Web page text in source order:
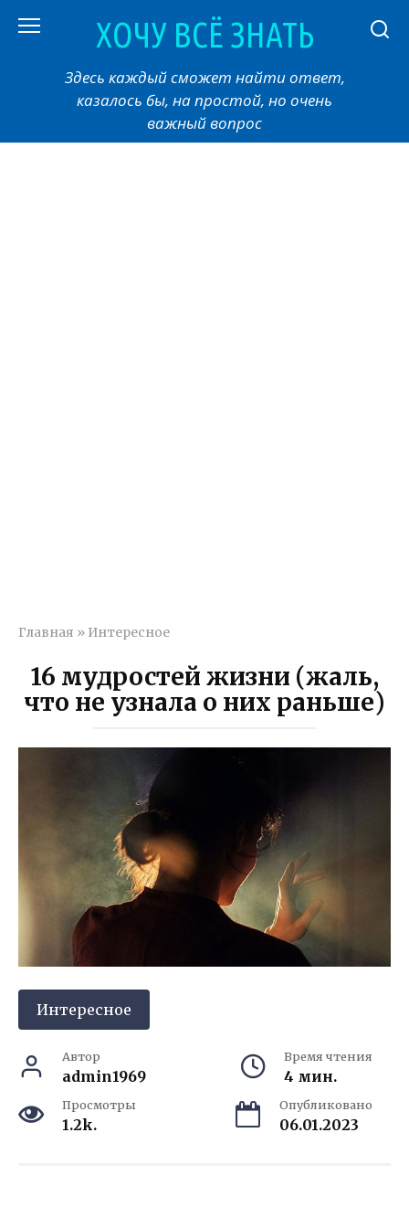
ХОЧУ ВСЁ ЗНАТЬ
Здесь каждый сможет найти ответ,
казалось бы, на простой, но очень
важный вопрос
Главная » Интересное
16 мудростей жизни (жаль,
что не узнала о них раньше)
Интересное
Автор
admin1969
Время чтения
4 мин.
Просмотры
1.2k.
Опубликовано
06.01.2023